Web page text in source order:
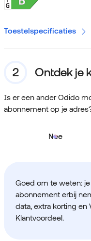
Toestelspecificaties
Ontdek je
Is er een ander Odido
abonnement op je
Nee
Goed om te weten:
abonnement erbij
data, extra korting en
Klantvoordeel.